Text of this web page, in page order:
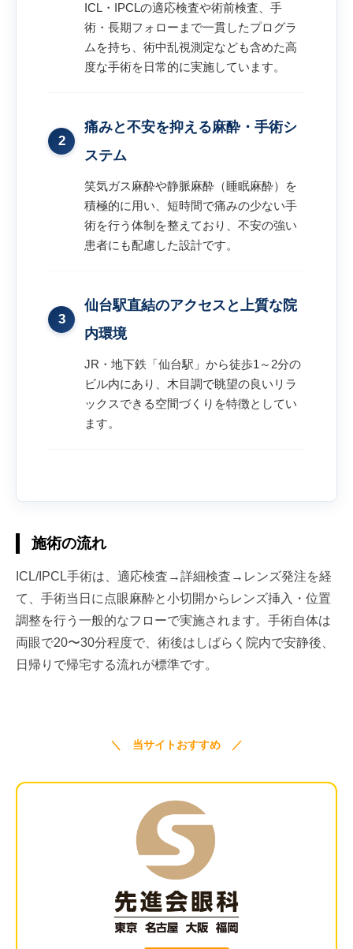
ICL・IPCLの適応検査や術前検査、手
術・長期フォローまで一貫したプログラ
ムを持ち、術中乱視測定なども含めた高
度な手術を日常的に実施しています。
2
痛みと不安を抑える麻酔・手術シ
ステム
笑気ガス麻酔や静脈麻酔（睡眠麻酔）を
積極的に用い、短時間で痛みの少ない手
術を行う体制を整えており、不安の強い
患者にも配慮した設計です。
3
仙台駅直結のアクセスと上質な院
内環境
JR・地下鉄「仙台駅」から徒歩1～2分の
ビル内にあり、木目調で眺望の良いリラ
ックスできる空間づくりを特徴としてい
ます。
施術の流れ
ICL/IPCL手術は、適応検査→詳細検査→レンズ発注を経
て、手術当日に点眼麻酔と小切開からレンズ挿入・位置
調整を行う一般的なフローで実施されます。手術自体は
両眼で20〜30分程度で、術後はしばらく院内で安静後、
日帰りで帰宅する流れが標準です。
＼ 当サイトおすすめ ／